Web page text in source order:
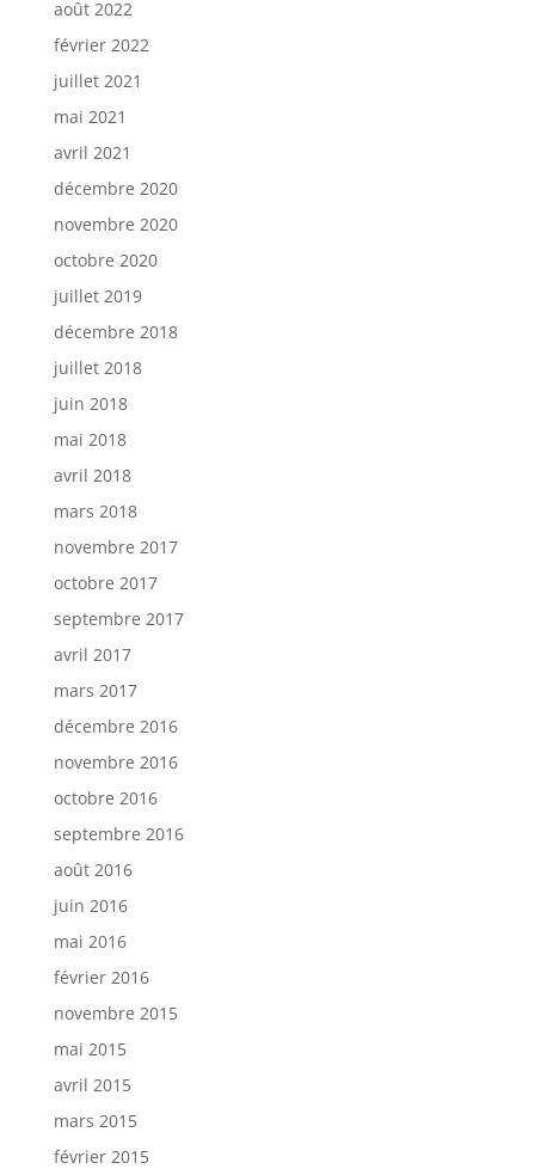
août 2022
février 2022
juillet 2021
mai 2021
avril 2021
décembre 2020
novembre 2020
octobre 2020
juillet 2019
décembre 2018
juillet 2018
juin 2018
mai 2018
avril 2018
mars 2018
novembre 2017
octobre 2017
septembre 2017
avril 2017
mars 2017
décembre 2016
novembre 2016
octobre 2016
septembre 2016
août 2016
juin 2016
mai 2016
février 2016
novembre 2015
mai 2015
avril 2015
mars 2015
février 2015